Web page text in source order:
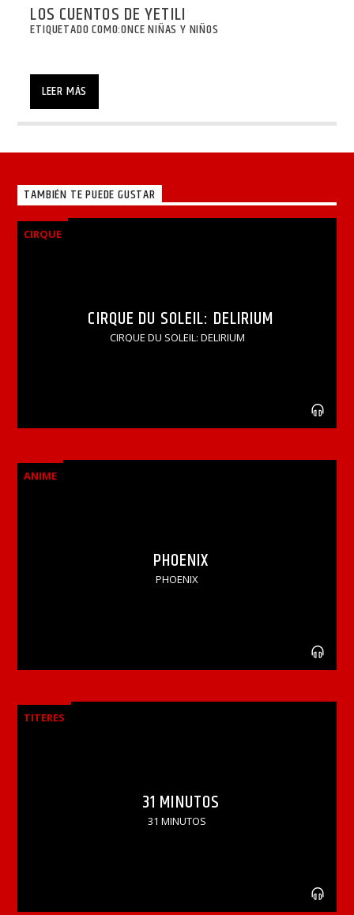
LOS CUENTOS DE YETILI
ETIQUETADO COMO:ONCE NIÑAS Y NIÑOS
LEER MÁS
TAMBIÉN TE PUEDE GUSTAR
CIRQUE
CIRQUE DU SOLEIL: DELIRIUM
CIRQUE DU SOLEIL: DELIRIUM
ANIME
PHOENIX
PHOENIX
TITERES
31 MINUTOS
31 MINUTOS